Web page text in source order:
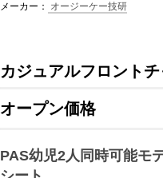
メーカー： オージーケー技研
カジュアルフロント
オープン価格
PAS幼児2人同時可能モ